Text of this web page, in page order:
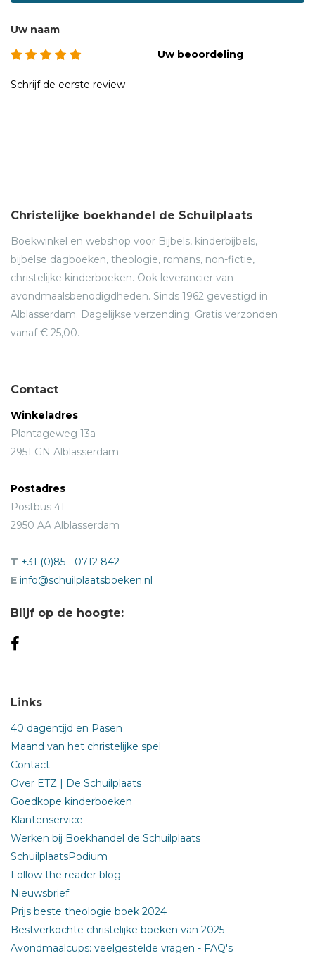
Uw naam
Uw beoordeling
Schrijf de eerste review
Christelijke boekhandel de Schuilplaats
Boekwinkel en webshop voor Bijbels, kinderbijbels,
bijbelse dagboeken, theologie, romans, non-fictie,
christelijke kinderboeken. Ook leverancier van
avondmaalsbenodigdheden. Sinds 1962 gevestigd in
Alblasserdam. Dagelijkse verzending. Gratis verzonden
vanaf € 25,00.
Contact
Winkeladres
Plantageweg 13a
2951 GN Alblasserdam
Postadres
Postbus 41
2950 AA Alblasserdam
T +31 (0)85 - 0712 842
E info@schuilplaatsboeken.nl
Blijf op de hoogte:
Links
40 dagentijd en Pasen
Maand van het christelijke spel
Contact
Over ETZ | De Schuilplaats
Goedkope kinderboeken
Klantenservice
Werken bij Boekhandel de Schuilplaats
SchuilplaatsPodium
Follow the reader blog
Nieuwsbrief
Prijs beste theologie boek 2024
Bestverkochte christelijke boeken van 2025
Avondmaalcups: veelgestelde vragen - FAQ's